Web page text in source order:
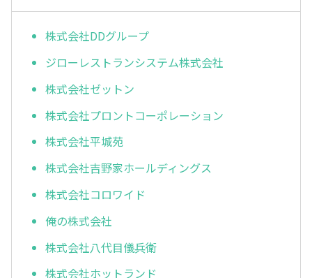
株式会社DDグループ
ジローレストランシステム株式会社
株式会社ゼットン
株式会社プロントコーポレーション
株式会社平城苑
株式会社吉野家ホールディングス
株式会社コロワイド
俺の株式会社
株式会社八代目儀兵衛
株式会社ホットランド